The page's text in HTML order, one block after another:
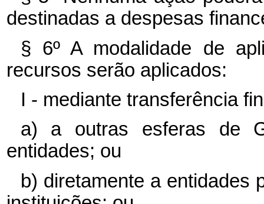
destinadas a despesas
§ 6º A modalidade de
recursos serão aplicados:
I - mediante transferência
a) a outras esferas de
entidades; ou
b) diretamente a entidades